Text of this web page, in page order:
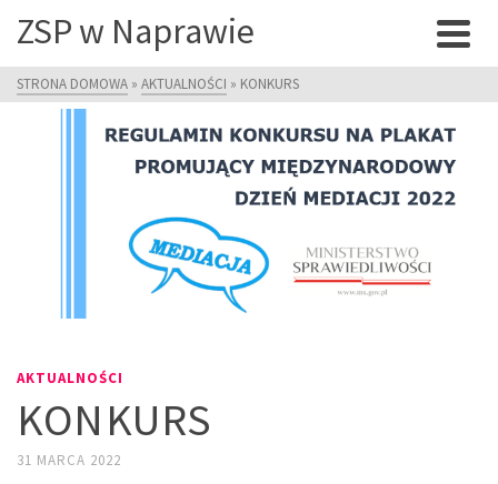
ZSP w Naprawie
STRONA DOMOWA » AKTUALNOŚCI » KONKURS
AKTUALNOŚCI
KONKURS
31 MARCA 2022